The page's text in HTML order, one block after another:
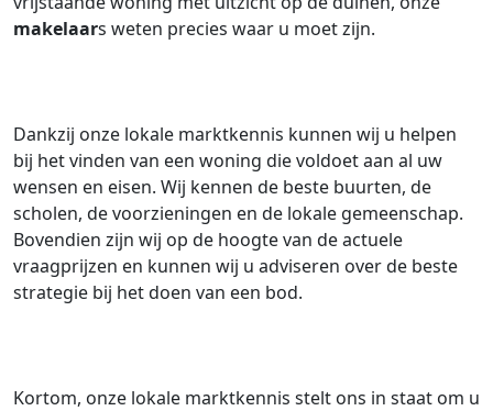
makelaars weten precies waar u moet zijn.
Dankzij onze lokale marktkennis kunnen wij u helpen
bij het vinden van een woning die voldoet aan al uw
wensen en eisen. Wij kennen de beste buurten, de
scholen, de voorzieningen en de lokale gemeenschap.
Bovendien zijn wij op de hoogte van de actuele
vraagprijzen en kunnen wij u adviseren over de beste
strategie bij het doen van een bod.
Kortom, onze lokale marktkennis stelt ons in staat om u